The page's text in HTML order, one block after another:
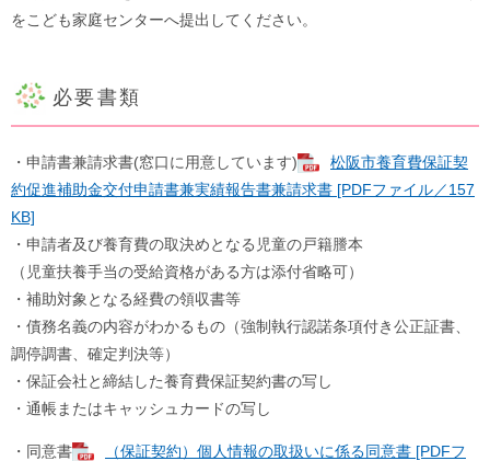
をこども家庭センターへ提出してください。
必要書類
​・申請書兼請求書(窓口に用意しています)
松阪市養育費保証契
約促進補助金交付申請書兼実績報告書兼請求書 [PDFファイル／157
KB]
・申請者及び養育費の取決めとなる児童の戸籍謄本
（児童扶養手当の受給資格がある方は添付省略可）
・補助対象となる経費の領収書等
・債務名義の内容がわかるもの（強制執行認諾条項付き公正証書、
調停調書、確定判決等）
・保証会社と締結した養育費保証契約書の写し
・通帳またはキャッシュカードの写し
・同意書
（保証契約）個人情報の取扱いに係る同意書 [PDFフ